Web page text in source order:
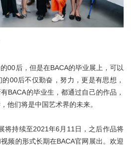
00后，但是在BACA的毕业展上，可以
00后不仅勤奋，努力，更是有思想，
BACA的毕业生，都通过自己的作品，
他们将是中国艺术界的未来。
将持续至2021年6月11日，之后作品将
频的形式长期在BACA官网展出。欢迎